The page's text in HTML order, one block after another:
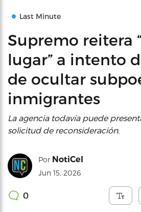
Last Minute
Supremo reitera
lugar” a intento
de ocultar
inmigrantes
La agencia todavía puede
solicitud de reconsideración.
Por NotiCel
Jun 15, 2026
0